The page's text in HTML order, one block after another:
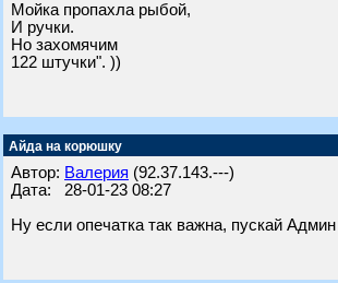
Мойка пропахла рыбой,
И ручки.
Но захомячим
122 штучки". ))
Айда на корюшку
Автор: Валерия (92.37.143.---)
Дата: 28-01-23 08:27
Ну если опечатка так важна, пускай